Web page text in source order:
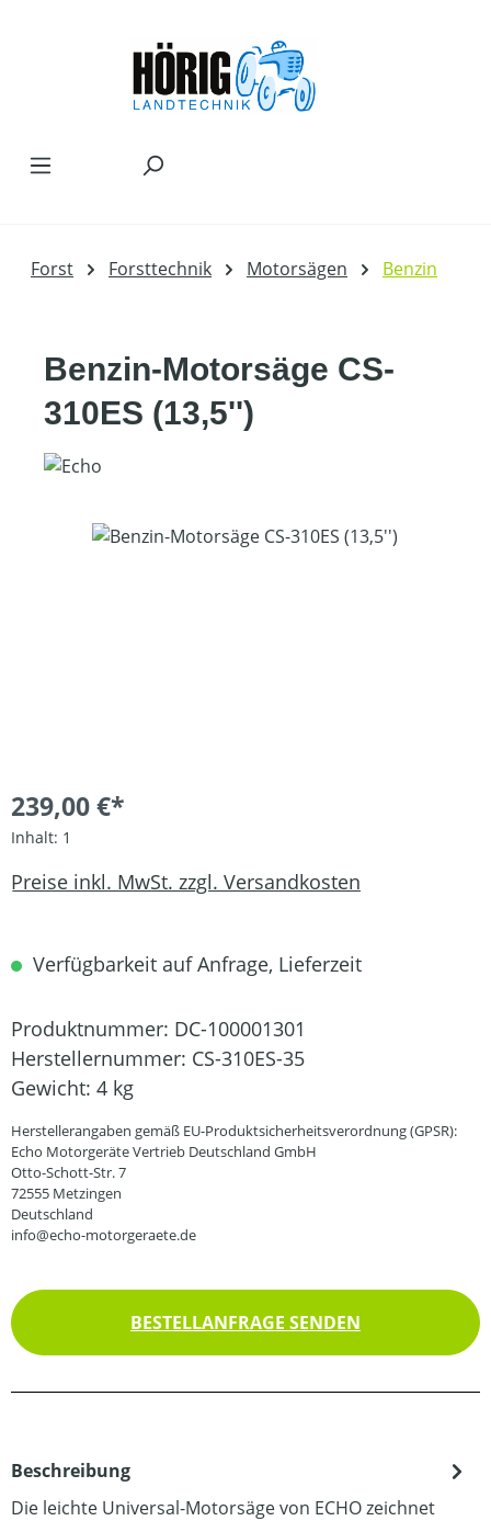
Forst Forsttechnik Motorsägen Benzin
Benzin-Motorsäge CS-
310ES (13,5'')
Bildergalerie überspringen
239,00 €*
Inhalt: 1
Preise inkl. MwSt. zzgl. Versandkosten
Verfügbarkeit auf Anfrage, Lieferzeit
Produktnummer: DC-100001301
Herstellernummer: CS-310ES-35
Gewicht: 4 kg
Herstellerangaben gemäß EU-Produktsicherheitsverordnung (GPSR):
Echo Motorgeräte Vertrieb Deutschland GmbH
Otto-Schott-Str. 7
72555 Metzingen
Deutschland
info@echo-motorgeraete.de
BESTELLANFRAGE SENDEN
Beschreibung
Die leichte Universal-Motorsäge von ECHO zeichnet